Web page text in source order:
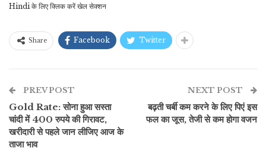
Hindi के लिए क्लिक करें खेल सेक्‍शन
Share Facebook Twitter
PREV POST
Gold Rate: सोना हुआ सस्ता
चांदी में 400 रुपये की गिरावट,
खरीदारी से पहले जान लीजिए आज के
ताजा भाव
NEXT POST
बढ़ती चर्बी कम करने के लिए पिएं इस
फल का जूस, तेजी से कम होगा वजन